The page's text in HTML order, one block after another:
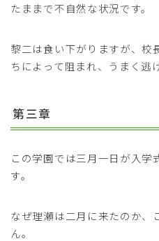
たままで不自然な状況です。
黎二は食い下がりますが、校
ちによって阻まれ、うまく逃
第三章
この学園では三月一日が入学
す。
なぜ理瀬は二月に来たのか、
ん。